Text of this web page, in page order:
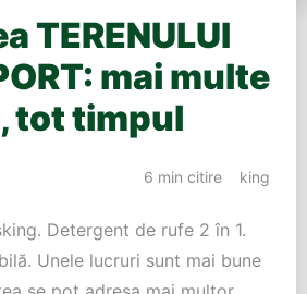
TERENULUI
mai multe
tot timpul
6 min citire king
Detergent de rufe 2 în 1.
Unele lucruri sunt mai bune